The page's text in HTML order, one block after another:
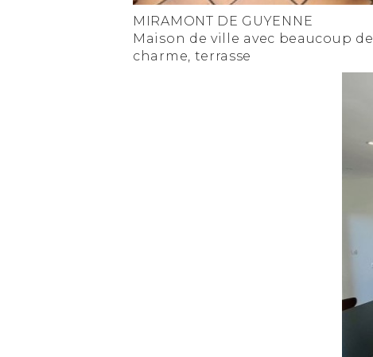
MIRAMONT DE GUYENNE
Maison de ville avec beaucoup de
charme, terrasse